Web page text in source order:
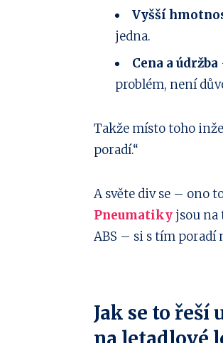
Vyšší
jedna.
Cena a údržba
problém, není
Takže místo toho
poradí.“
A světe div se – ono
Pneumatiky jsou na
ABS – si s tím poradí
Jak se to
na letadlové